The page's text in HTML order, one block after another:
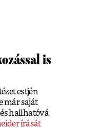
is
estjén
már saját
hallhatóvá
írását